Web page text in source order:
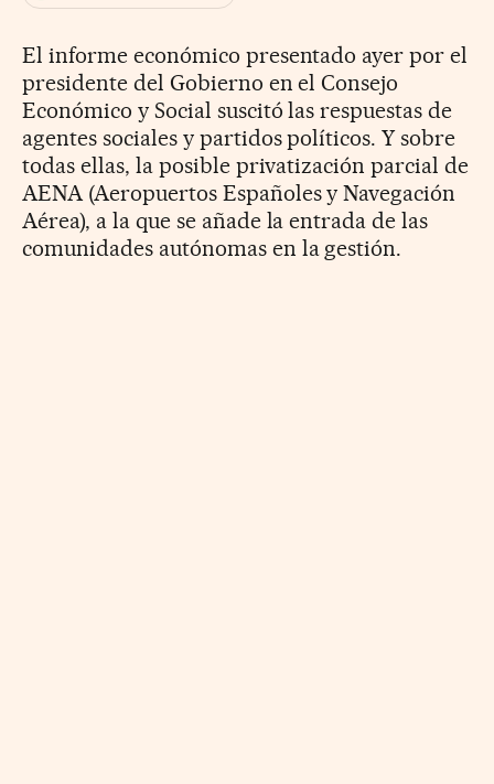
El informe económico presentado ayer por el
presidente del Gobierno en el Consejo
Económico y Social suscitó las respuestas de
agentes sociales y partidos políticos. Y sobre
todas ellas, la posible privatización parcial de
AENA (Aeropuertos Españoles y Navegación
Aérea), a la que se añade la entrada de las
comunidades autónomas en la gestión.